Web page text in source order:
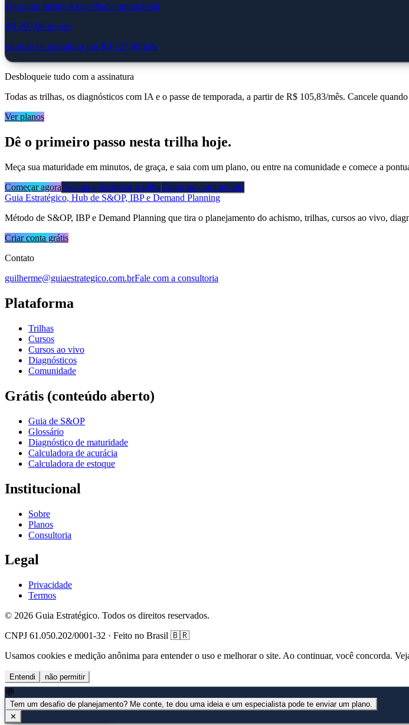
Do plano mestre à excelência operacional
R$ 297,00 avulso
ou tudo na assinatura porR$ 127,00/mês
Desbloqueie tudo com a assinatura
Todas as trilhas, os diagnósticos com IA e o passe de temporada, a partir de R$ 105,83/mês. Cancele
Ver planos
Dê o primeiro passo nesta trilha hoje.
Meça sua maturidade em minutos, de graça, e saia com um plano, ou entre na comunidade e comece a
Começar agoraAssinar e destravar a trilhaEntrar na comunidade
Guia Estratégico, Hub de S&OP, IBP e Demand Planning
Método de S&OP, IBP e Demand Planning que tira o planejamento do achismo, trilhas, cursos ao vivo,
Criar conta grátis
Contato
guilherme@guiaestrategico.com.brFale com a consultoria
Plataforma
Trilhas
Cursos
Cursos ao vivo
Diagnósticos
Comunidade
Grátis (conteúdo aberto)
Guia de S&OP
Glossário
Diagnóstico de maturidade
Calculadora de acurácia
Calculadora de estoque
Institucional
Sobre
Planos
Consultoria
Legal
Privacidade
Termos
© 2026 Guia Estratégico. Todos os direitos reservados.
CNPJ 61.050.202/0001-32 · Feito no Brasil 🇧🇷
Usamos cookies e medição anônima para entender o uso e melhorar o site. Ao continuar, você concorda.
Entendi não permitir
💬
Tem um desafio de planejamento? Me conte, te dou uma ideia e um especialista pode te enviar um plano.
✕